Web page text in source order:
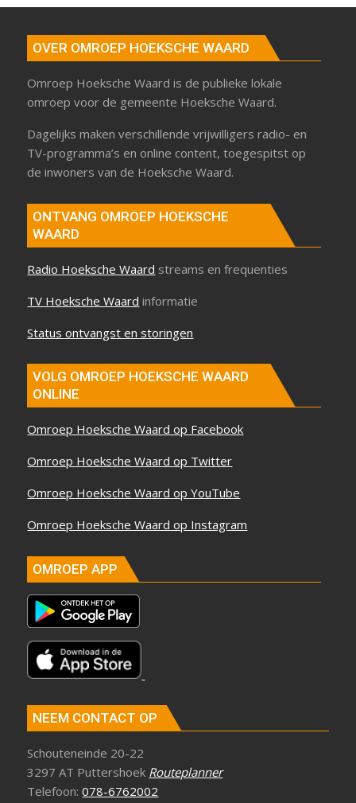
OVER OMROEP HOEKSCHE WAARD
Omroep Hoeksche Waard is de publieke lokale
omroep voor de gemeente Hoeksche Waard.
Dagelijks maken verschillende vrijwilligers radio- en
TV-programma’s en online content, toegespitst op
de inwoners van de Hoeksche Waard.
ONTVANG OMROEP HOEKSCHE
WAARD
Radio Hoeksche Waard streams en frequenties
TV Hoeksche Waard informatie
Status ontvangst en storingen
VOLG OMROEP HOEKSCHE WAARD
ONLINE
Omroep Hoeksche Waard op Facebook
Omroep Hoeksche Waard op Twitter
Omroep Hoeksche Waard op YouTube
Omroep Hoeksche Waard op Instagram
OMROEP APP
NEEM CONTACT OP
Schouteneinde 20-22
3297 AT Puttershoek Routeplanner
Telefoon:078-6762002